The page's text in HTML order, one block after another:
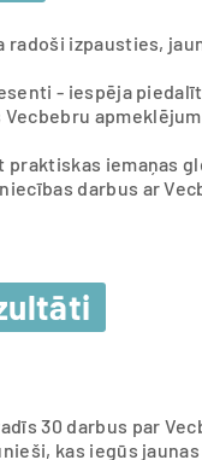
izpausties,
- iespēja
iemaņas
darbus ar
30 darbus par
kas iegūs